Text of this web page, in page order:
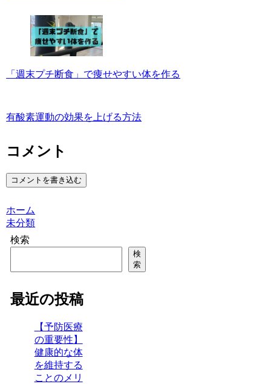
「週末プチ断食」で痩せやすい体を作る
有酸素運動の効果を上げる方法
コメント
コメントを書き込む
ホーム
未分類
検索
検
索
最近の投稿
【予防医療
の重要性】
健康的な体
を維持する
ことのメリ